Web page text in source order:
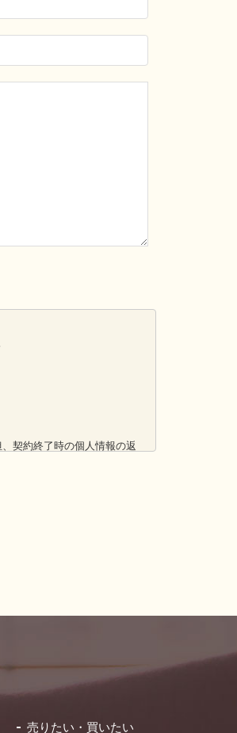
契約終了時の個人情報の返
の措置を講じます。
売りたい・買いたい